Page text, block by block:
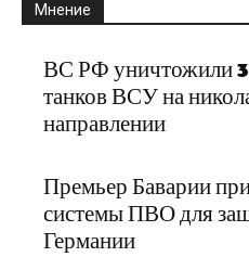
Мнение
ВС РФ уничтожили
танков ВСУ на
направлении
Премьер Баварии
системы ПВО для
Германии